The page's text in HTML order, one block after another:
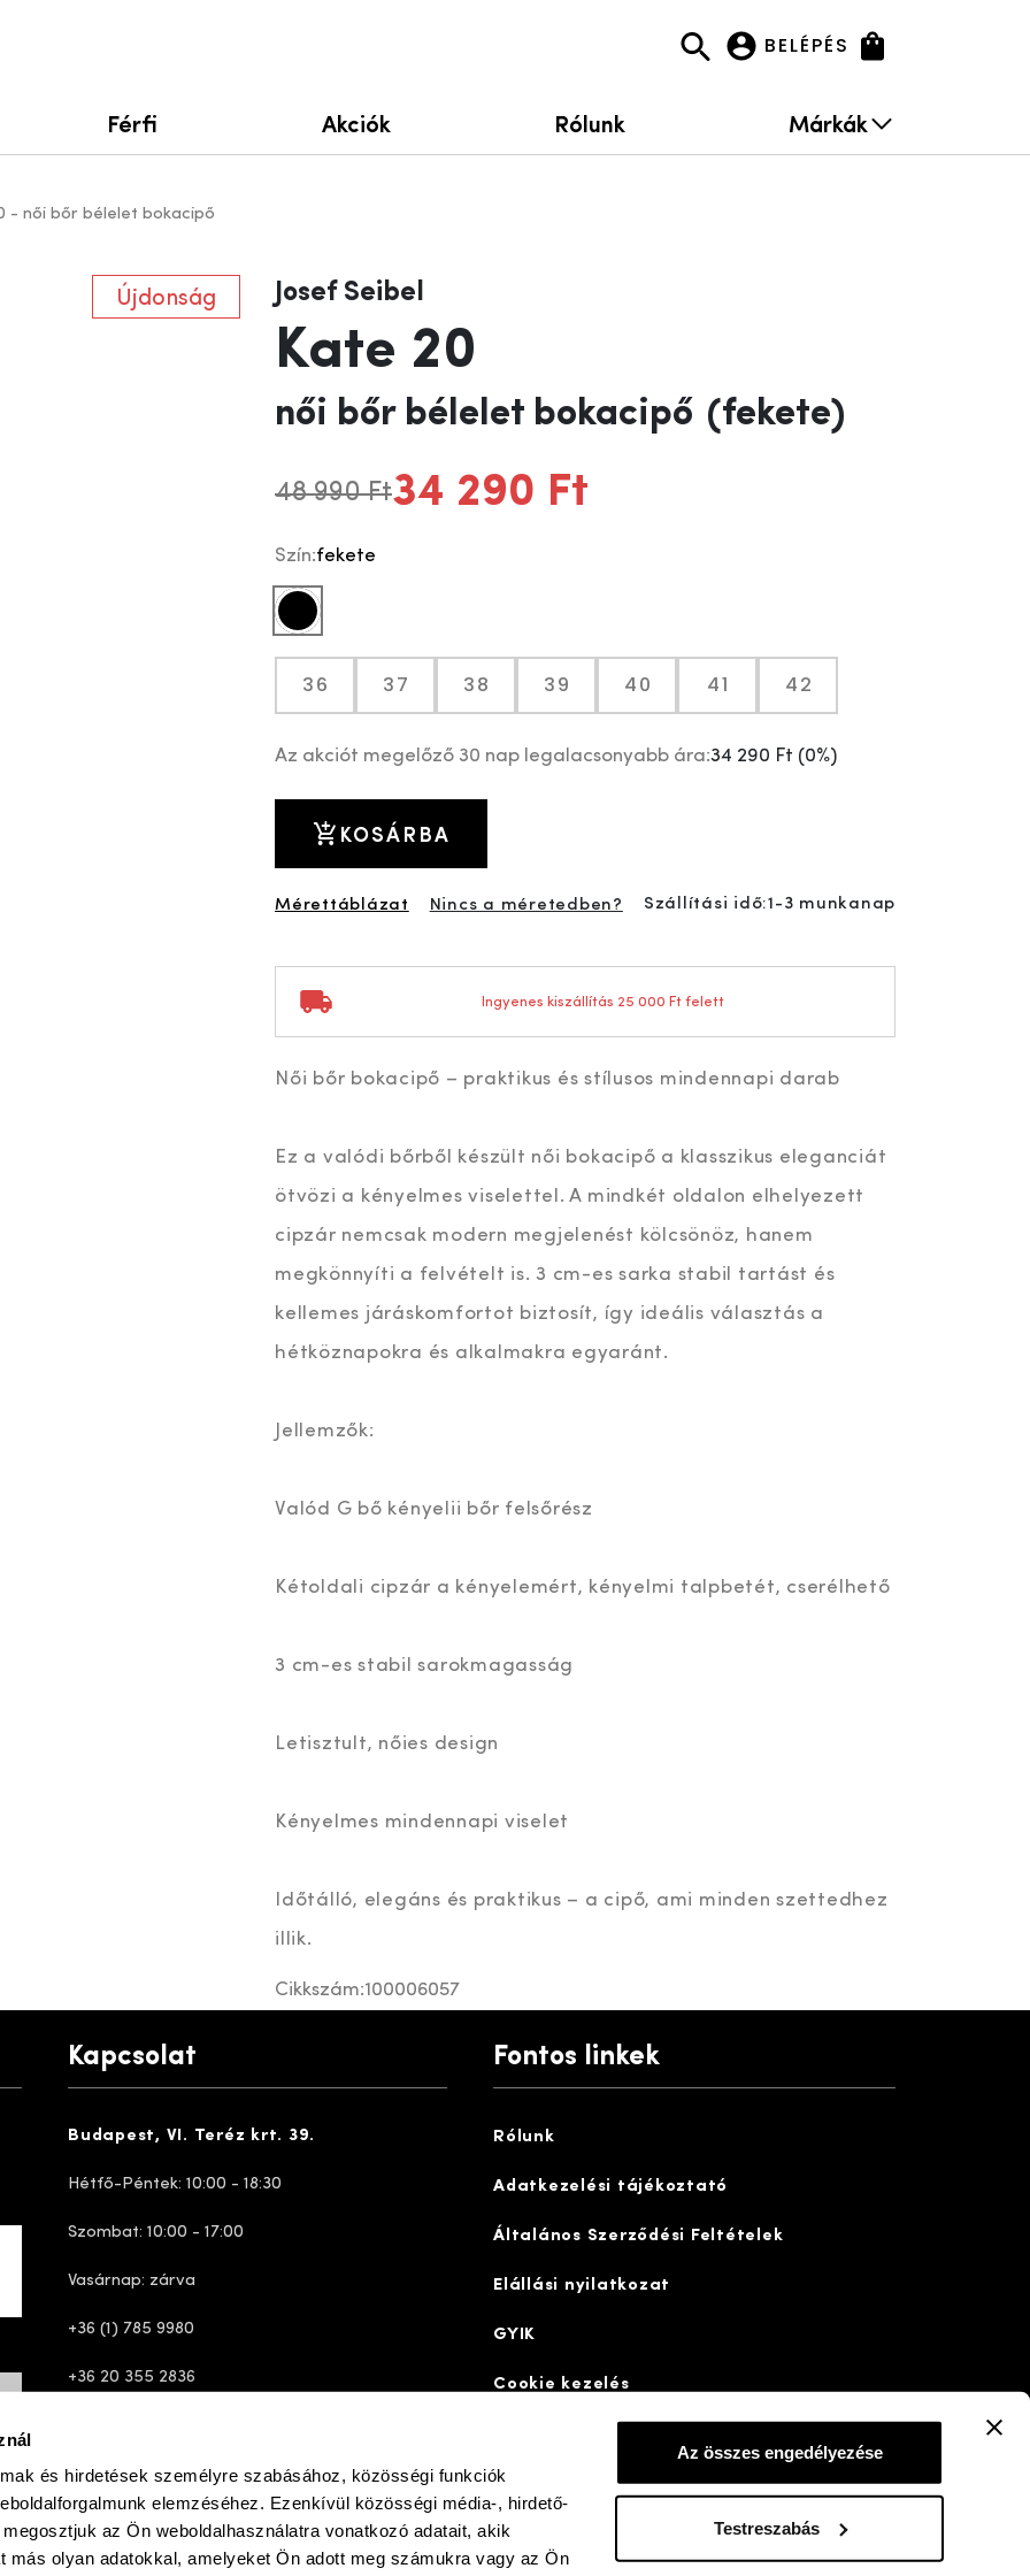
és hirdetések személyre szabásához, közösségi funkciók
elemzéséhez. Ezenkívül közösségi média-, hirdető-
az Ön weboldalhasználatra vonatkozó adatait, akik
más olyan adatokkal, amelyeket Ön adott meg számukra vagy az Ön
Az összes engedélyezése
Testreszabás
BELÉPÉS
Férfi Akciók Rólunk Márkák
- női bőr bélelet bokacipő
Újdonság Josef Seibel
Kate 20
női bőr bélelet bokacipő (fekete)
48 990 Ft34 290 Ft
Szín:fekete
fekete
36 37 38 39 40 41 42
Az akciót megelőző 30 nap legalacsonyabb ára:34 290 Ft (0%)
KOSÁRBA
Mérettáblázat Nincs a méretedben? Szállítási idő:1-3 munkanap
Ingyenes kiszállítás 25 000 Ft felett
Női bőr bokacipő – praktikus és stílusos mindennapi darab
Ez a valódi bőrből készült női bokacipő a klasszikus eleganciát
ötvözi a kényelmes viselettel. A mindkét oldalon elhelyezett
cipzár nemcsak modern megjelenést kölcsönöz, hanem
megkönnyíti a felvételt is. 3 cm-es sarka stabil tartást és
kellemes járáskomfortot biztosít, így ideális választás a
hétköznapokra és alkalmakra egyaránt.
Jellemzők:
Valód G bő kényelii bőr felsőrész
Kétoldali cipzár a kényelemért, kényelmi talpbetét, cserélhető
3 cm-es stabil sarokmagasság
Letisztult, nőies design
Kényelmes mindennapi viselet
Időtálló, elegáns és praktikus – a cipő, ami minden szettedhez
illik.
Cikkszám:100006057
Kapcsolat
Budapest, VI. Teréz krt. 39.
Hétfő-Péntek: 10:00 - 18:30
Szombat: 10:00 - 17:00
Vasárnap: zárva
+36 (1) 785 9980
+36 20 355 2836
Fontos linkek
Rólunk
Adatkezelési tájékoztató
Általános Szerződési Feltételek
Elállási nyilatkozat
GYIK
Cookie kezelés
gateway
|simplepay |
vedd a neten
Készítette: